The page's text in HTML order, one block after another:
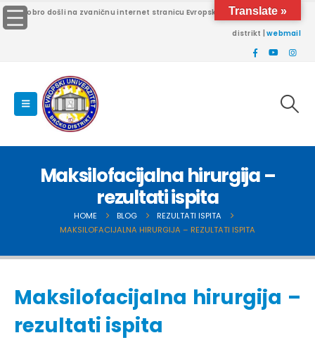
Dobro došli na zvaničnu internet stranicu Evropskog univerziteta Brčko
distrikt |webmail
Maksilofacijalna hirurgija –
rezultati ispita
HOME BLOG
REZULTATI ISPITA
MAKSILOFACIJALNA HIRURGIJA – REZULTATI ISPITA
Maksilofacijalna hirurgija –
rezultati ispita
Translate »